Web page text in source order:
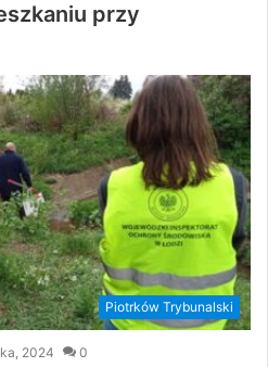
przy
Piotrków Trybunalski
2024 0